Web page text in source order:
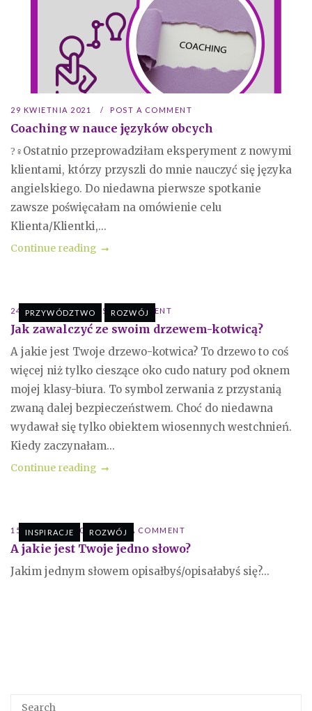
29 KWIETNIA 2021 POST A COMMENT
Coaching w nauce języków obcych
?‍♀Ostatnio przeprowadziłam eksperyment z nowymi
klientami, którzy przyszli do mnie nauczyć się języka
angielskiego. Do niedawna pierwsze spotkanie
zawsze poświęcałam na omówienie celu
Klienta/Klientki,...
Continue reading
PRZYWÓDZTWO ROZWÓJ
24 MAJA 2020 POST A COMMENT
Jak zawalczyć ze swoim drzewem-kotwicą?
A jakie jest Twoje drzewo-kotwica? To drzewo to coś
więcej niż tylko cieszące oko cudo natury pod oknem
mojej klasy-biura. To symbol zerwania z przystanią
zwaną dalej bezpieczeństwem. Choć do niedawna
wydawał się tylko obiektem wiosennych westchnień.
Kiedy zaczynałam...
Continue reading
INSPIRACJE ROZWÓJ
15 LUTEGO 2020 POST A COMMENT
A jakie jest Twoje jedno słowo?
Jakim jednym słowem opisałbyś/opisałabyś się?...